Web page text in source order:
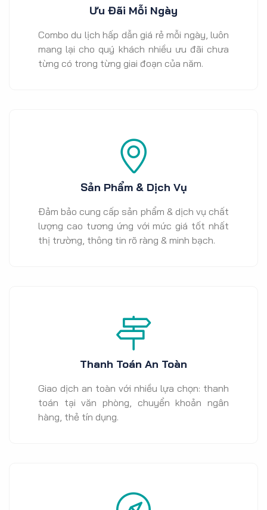
Ưu Đãi Mỗi Ngày
Combo du lịch hấp dẫn giá rẻ mỗi ngày, luôn
mang lại cho quý khách nhiều ưu đãi chưa
từng có trong từng giai đoạn của năm.
Sản Phẩm & Dịch Vụ
Đảm bảo cung cấp sản phẩm & dịch vụ chất
lượng cao tương ứng với mức giá tốt nhất
thị trường, thông tin rõ ràng & minh bạch.
Thanh Toán An Toàn
Giao dịch an toàn với nhiều lựa chọn: thanh
toán tại văn phòng, chuyển khoản ngân
hàng, thẻ tín dụng.